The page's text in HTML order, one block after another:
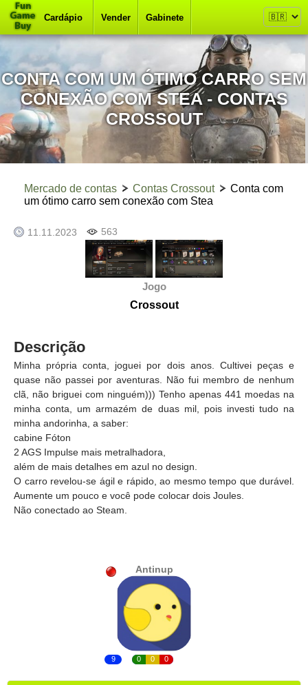
Cardápio Vender Gabinete
CONTA COM UM ÓTIMO CARRO SEM
CONEXÃO COM STEA - CONTAS
CROSSOUT
Mercado de contas Contas Crossout
Conta com
um ótimo carro sem conexão com Stea
11.11.2023 563
Jogo
Crossout
Descrição
Minha própria conta, joguei por dois anos. Cultivei peças e
quase não passei por aventuras. Não fui membro de nenhum
clã, não briguei com ninguém))) Tenho apenas 441 moedas na
minha conta, um armazém de duas mil, pois investi tudo na
minha andorinha, a saber:
cabine Fóton
2 AGS Impulse mais metralhadora,
além de mais detalhes em azul no design.
O carro revelou-se ágil e rápido, ao mesmo tempo que durável.
Aumente um pouco e você pode colocar dois Joules.
Não conectado ao Steam.
Antinup
9 0 0 0